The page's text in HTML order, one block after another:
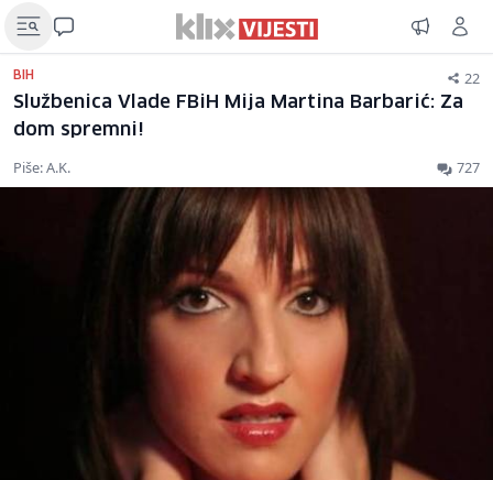
BIH 22
Službenica Vlade FBiH Mija Martina Barbarić: Za
dom spremni!
Piše: A.K. 727